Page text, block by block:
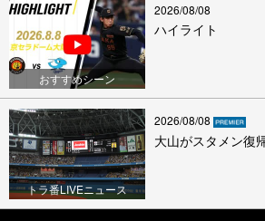
おすすめシーン
2026/08/08
ハイライト
トラ番LIVEニュース
2026/08/08
大山がスタメン復